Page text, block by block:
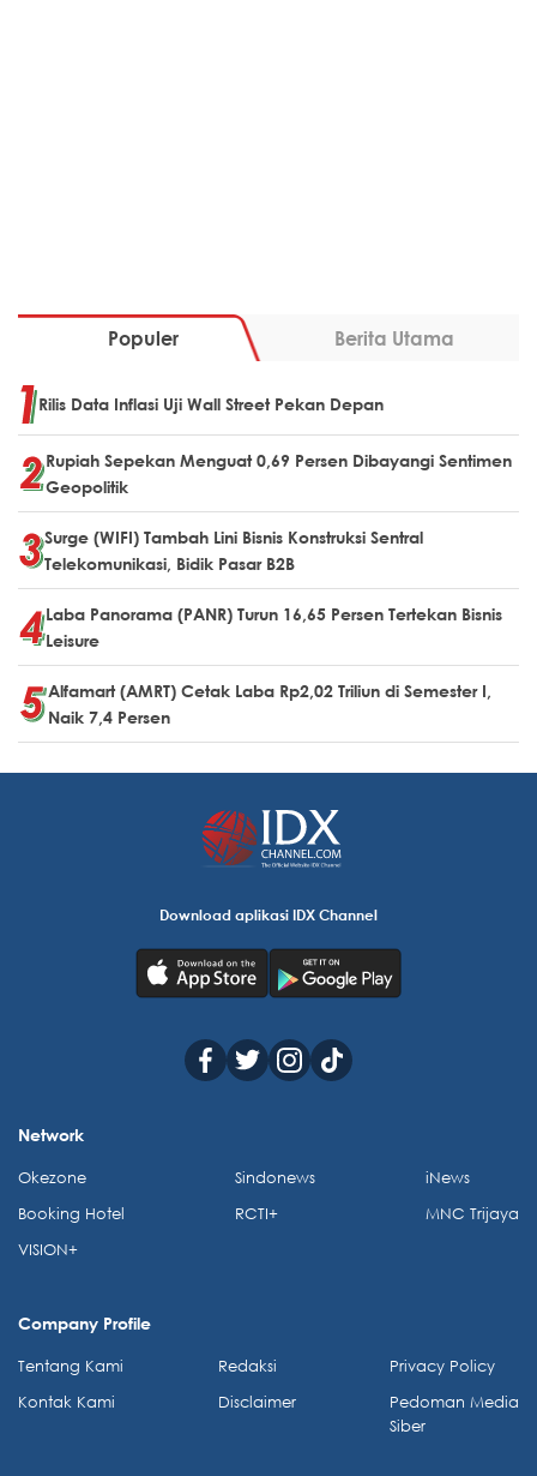
Populer Berita Utama
Rilis Data Inflasi Uji Wall Street Pekan Depan
Rupiah Sepekan Menguat 0,69 Persen Dibayangi Sentimen
Geopolitik
Surge (WIFI) Tambah Lini Bisnis Konstruksi Sentral
Telekomunikasi, Bidik Pasar B2B
Laba Panorama (PANR) Turun 16,65 Persen Tertekan Bisnis
Leisure
Alfamart (AMRT) Cetak Laba Rp2,02 Triliun di Semester I,
Naik 7,4 Persen
Download aplikasi IDX Channel
Network
Okezone
Booking Hotel
VISION+
Sindonews
RCTI+
iNews
MNC Trijaya
Company Profile
Tentang Kami
Kontak Kami
Redaksi
Disclaimer
Privacy Policy
Pedoman Media
Siber